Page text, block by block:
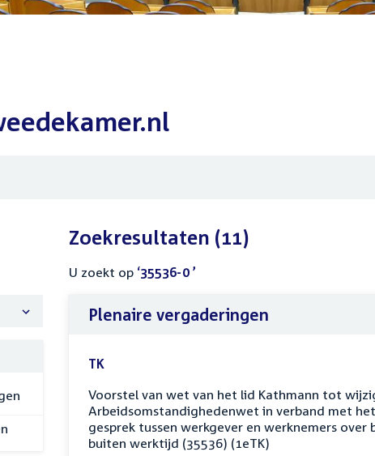
Zoekresultaten (11)
U zoekt op ‘35536-0 ’
Plenaire vergaderingen
TK
Voorstel van wet van het lid Kathmann tot
Arbeidsomstandighedenwet in verband met
gesprek tussen werkgever en werknemers over
buiten werktijd (35536) (1eTK)